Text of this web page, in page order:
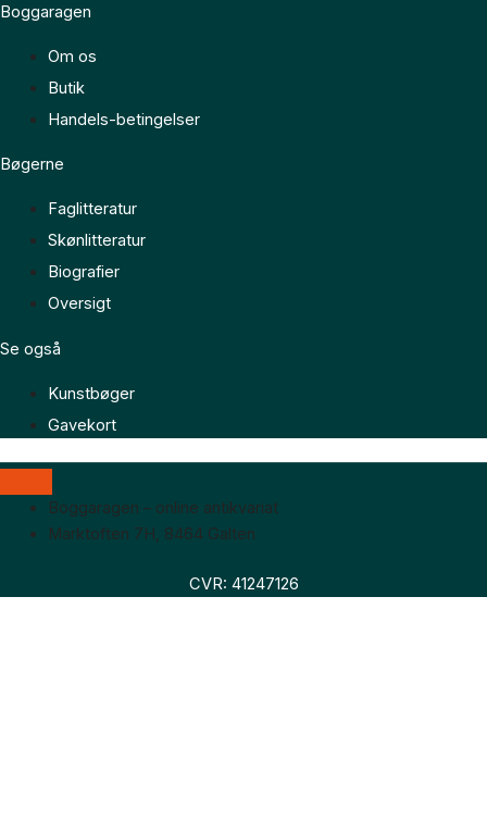
Boggaragen
Om os
Butik
Handels-betingelser
Bøgerne
Faglitteratur
Skønlitteratur
Biografier
Oversigt
Se også
Kunstbøger
Gavekort
Boggaragen – online antikvariat
Marktoften 7H, 8464 Galten
CVR: 41247126